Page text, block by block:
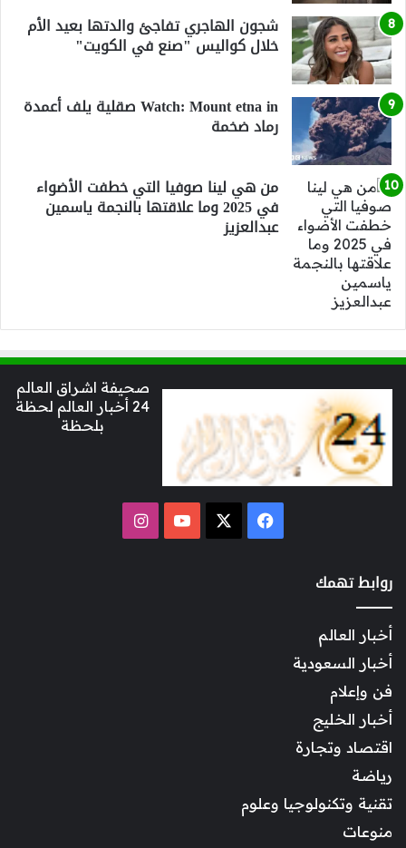
شجون الهاجري تفاجئ والدتها بعيد الأم
خلال كواليس "صنع في الكويت"
Watch: Mount etna in صقلية يلف أعمدة
رماد ضخمة
من هي لينا صوفيا التي خطفت الأضواء
في 2025 وما علاقتها بالنجمة ياسمين
عبدالعزيز
صحيفة اشراق العالم
24 أخبار العالم لحظة
بلحظة
فيسبوك ‫YouTubeانستقرام
روابط تهمك
أخبار العالم
أخبار السعودية
فن وإعلام
أخبار الخليج
اقتصاد وتجارة
رياضة
تقنية وتكنولوجيا وعلوم
منوعات